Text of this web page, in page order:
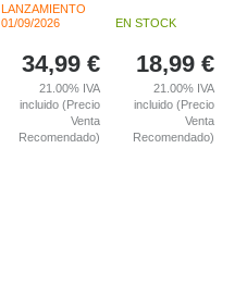
LANZAMIENTO
01/09/2026
34,99 €
21.00% IVA
incluido (Precio
Venta
Recomendado)
EN STOCK
18,99 €
21.00% IVA
incluido (Precio
Venta
Recomendado)